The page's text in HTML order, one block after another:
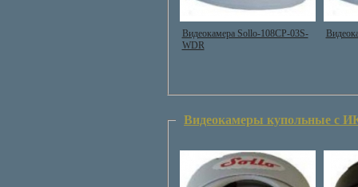
Видеокамера Sollo-108CP-03S-
WDR
Видеокамеры купольные с